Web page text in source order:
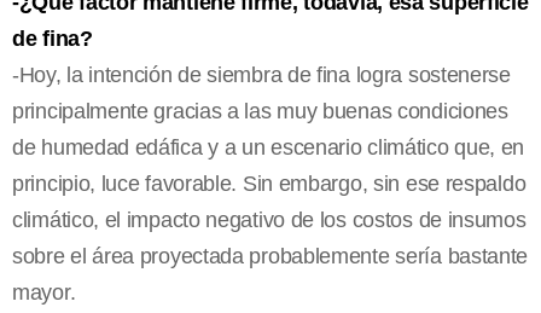
de fina?
-Hoy, la intención de siembra de fina logra sostenerse
principalmente gracias a las muy buenas condiciones
de humedad edáfica y a un escenario climático que, en
principio, luce favorable. Sin embargo, sin ese respaldo
climático, el impacto negativo de los costos de insumos
sobre el área proyectada probablemente sería bastante
mayor.